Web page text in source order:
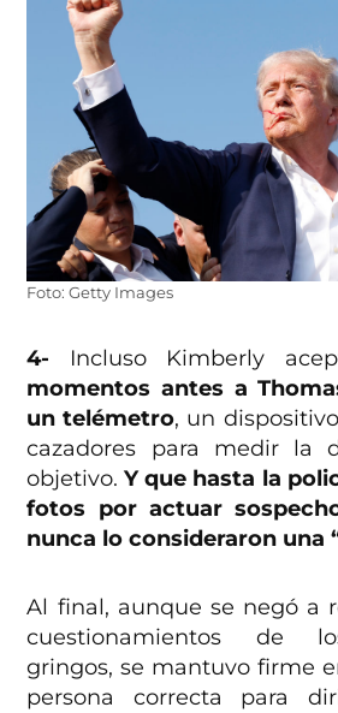
Foto: Getty Images
4- Incluso Kimberly
momentos antes a
un telémetro, un
cazadores para medir la
objetivo.Y que hasta la
fotos por actuar
nunca lo consideraron una
Al final, aunque se negó a
cuestionamientos de
gringos, se mantuvo firme
persona correcta para